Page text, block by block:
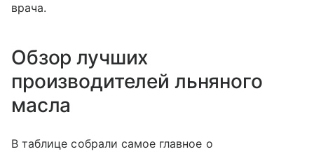
врача.
Обзор лучших
производителей льняного
масла
В таблице собрали самое главное о